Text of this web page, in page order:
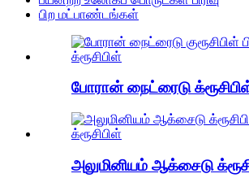
பிற மட்பாண்டங்கள்
போரான் நைட்ரைடு
அலுமினியம் ஆக்சைடு